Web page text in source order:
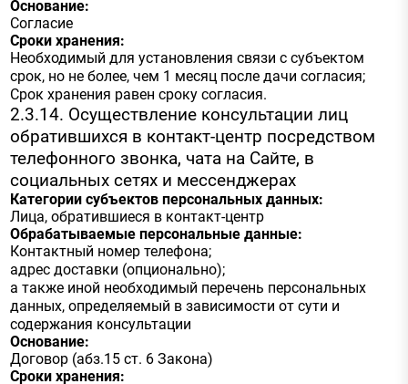
Основание:
Согласие
Сроки хранения:
Необходимый для установления связи с субъектом
срок, но не более, чем 1 месяц после дачи согласия;
Срок хранения равен сроку согласия.
2.3.14. Осуществление консультации лиц
обратившихся в контакт-центр посредством
телефонного звонка, чата на Сайте, в
социальных сетях и мессенджерах
Категории субъектов персональных данных:
Лица, обратившиеся в контакт-центр
Обрабатываемые персональные данные:
Контактный номер телефона;
адрес доставки (опционально);
а также иной необходимый перечень персональных
данных, определяемый в зависимости от сути и
содержания консультации
Основание:
Договор (абз.15 ст. 6 Закона)
Сроки хранения: